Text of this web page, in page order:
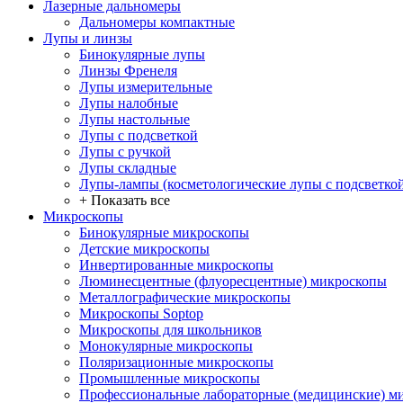
Лазерные дальномеры
Дальномеры компактные
Лупы и линзы
Бинокулярные лупы
Линзы Френеля
Лупы измерительные
Лупы налобные
Лупы настольные
Лупы с подсветкой
Лупы с ручкой
Лупы складные
Лупы-лампы (косметологические лупы с
+ Показать все
Микроскопы
Бинокулярные микроскопы
Детские микроскопы
Инвертированные микроскопы
Люминесцентные (флуоресцентные) микроскопы
Металлографические микроскопы
Микроскопы Soptop
Микроскопы для школьников
Монокулярные микроскопы
Поляризационные микроскопы
Промышленные микроскопы
Профессиональные лабораторные (медицинские)